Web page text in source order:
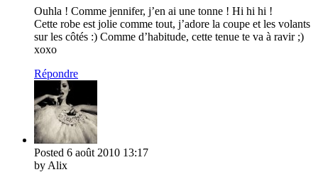
Ouhla ! Comme jennifer, j’en ai une tonne ! Hi hi hi !
Cette robe est jolie comme tout, j’adore la coupe et les volants
sur les côtés :) Comme d’habitude, cette tenue te va à ravir ;)
xoxo
Répondre
Posted 6 août 2010 13:17
by Alix